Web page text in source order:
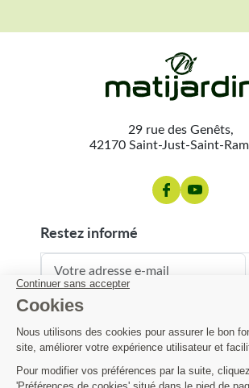
29 rue des Genêts,
42170 Saint-Just-Saint-
restez informé
contact@matijardin.fr 04
Matijardin